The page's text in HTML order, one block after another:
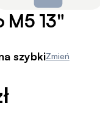
M5 13"
szybkiZmień